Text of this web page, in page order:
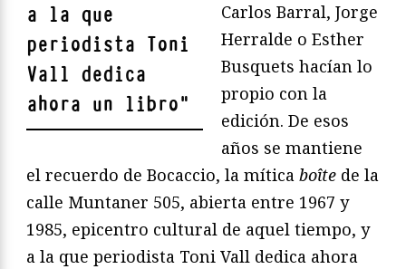
a la que
periodista Toni
Vall dedica
ahora un libro"
Carlos Barral, Jorge
Herralde o Esther
Busquets hacían lo
propio con la
edición. De esos
años se mantiene
el recuerdo de Bocaccio, la mítica boîte de la
calle Muntaner 505, abierta entre 1967 y
1985, epicentro cultural de aquel tiempo, y
a la que periodista Toni Vall dedica ahora